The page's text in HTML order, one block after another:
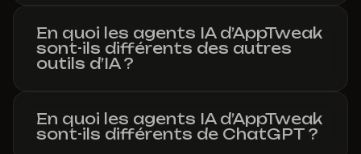
En quoi les agents IA d’AppTweak
sont-ils différents des autres
outils d’IA ?
En quoi les agents IA d’AppTweak
sont-ils différents de ChatGPT ?